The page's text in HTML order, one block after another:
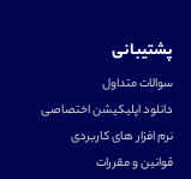
پشتیبانی
سوالات متداول
دانلود اپلیکیشن اختصاصی
نرم افزار های کاربردی
قوانین و مقررات